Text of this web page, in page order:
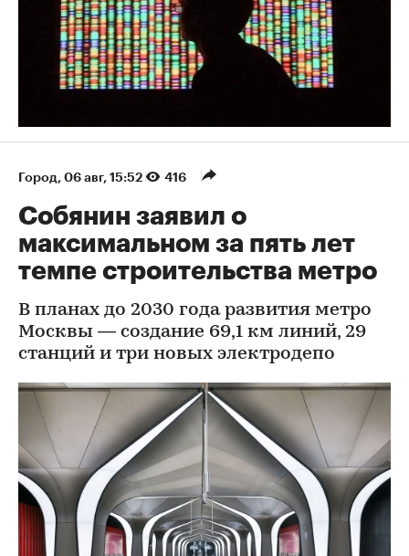
Город 06 авг, 15:52 416
Собянин заявил о
максимальном за пять лет
темпе строительства метро
В планах до 2030 года развития метро
Москвы — создание 69,1 км линий, 29
станций и три новых электродепо